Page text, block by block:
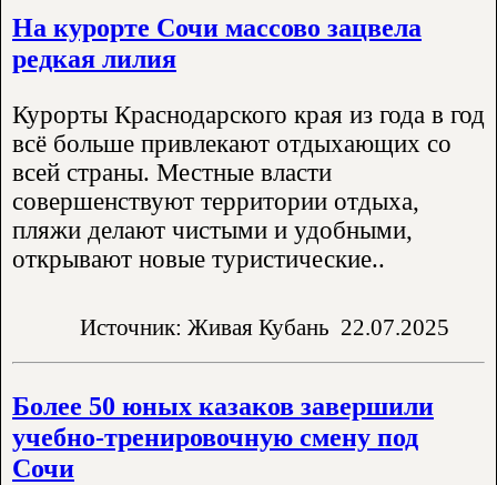
На курорте Сочи массово зацвела
редкая лилия
Курорты Краснодарского края из года в год
всё больше привлекают отдыхающих со
всей страны. Местные власти
совершенствуют территории отдыха,
пляжи делают чистыми и удобными,
открывают новые туристические..
Источник: Живая Кубань 22.07.2025
Более 50 юных казаков завершили
учебно-тренировочную смену под
Сочи